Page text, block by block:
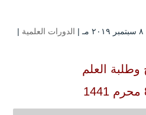
الدورات العلمية |
وطلبة العلم